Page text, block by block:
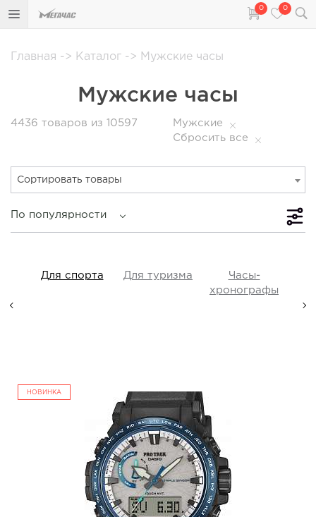
0 0
Главная -> Каталог -> Мужские часы
Мужские часы
4436 товаров из 10597
Мужские
Сбросить все
Сортировать товары
По популярности
Для спорта Для туризма
Часы-
хронографы
НОВИНКА
PRW-61D-2
i